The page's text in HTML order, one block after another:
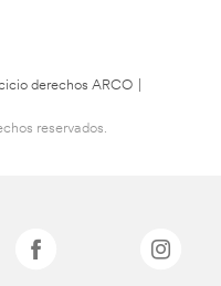
derechos ARCO
reservados.